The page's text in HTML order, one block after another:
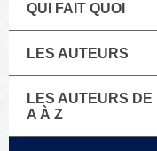
QUI FAIT QUOI
LES AUTEURS
LES AUTEURS DE
A À Z